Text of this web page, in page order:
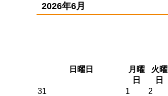
2026年6月
日 曜日 月 曜
日
火曜
日
31 1 2